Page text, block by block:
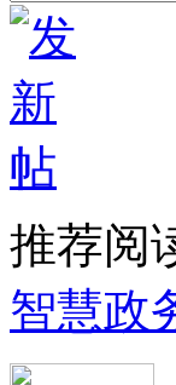
推荐阅
智慧政